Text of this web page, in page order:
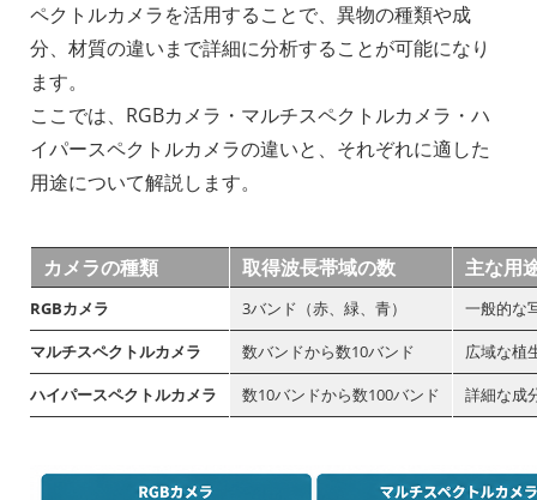
ペクトルカメラを活用することで、異物の種類や成
分、材質の違いまで詳細に分析することが可能になり
ます。
ここでは、RGBカメラ・マルチスペクトルカメラ・ハ
イパースペクトルカメラの違いと、それぞれに適した
用途について解説します。
カメラの種類 取得波長帯域の数 主な用
RGBカメラ 3バンド（赤、緑、青）
一般的な
マルチスペクトルカメラ
数バンドから数10バンド
広域な植
ハイパースペクトルカメラ
数10バンドから数100バンド 詳細な成